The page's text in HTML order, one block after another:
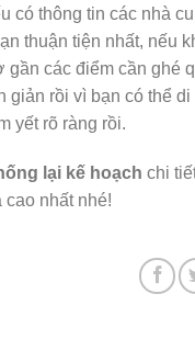
có thông tin các nhà
thuận tiện nhất, nếu
gần các điểm cần ghé
giản rồi vì bạn có thể
yết rõ ràng rồi.
lại kế hoạch chi
cao nhất nhé!